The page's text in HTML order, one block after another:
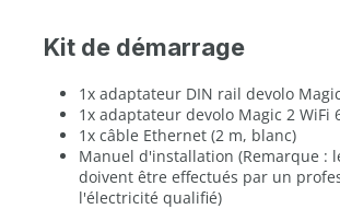
Kit de démarrage
1x adaptateur DIN rail devolo
1x adaptateur devolo Magic 2 WiFi
1x câble Ethernet (2 m, blanc)
Manuel d'installation (Remarque :
doivent être effectués par un
l'électricité qualifié)